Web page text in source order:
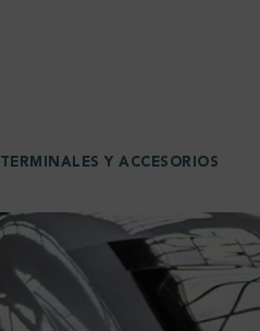
TERMINALES Y ACCESORIOS